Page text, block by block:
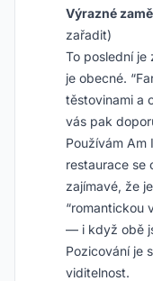
Výrazné
zařadit)
To poslední je
je obecné.
těstovinami a
vás pak
Používám Am
restaurace se
zajímavé, že
“romantickou
— i když obě
Pozicování je
viditelnost.